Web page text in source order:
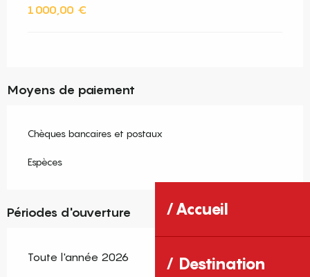
Accueil
Destination
1 000,00 €
Moyens de paiement
Chèques bancaires et postaux
Espèces
Périodes d'ouverture
Toute l'année 2026